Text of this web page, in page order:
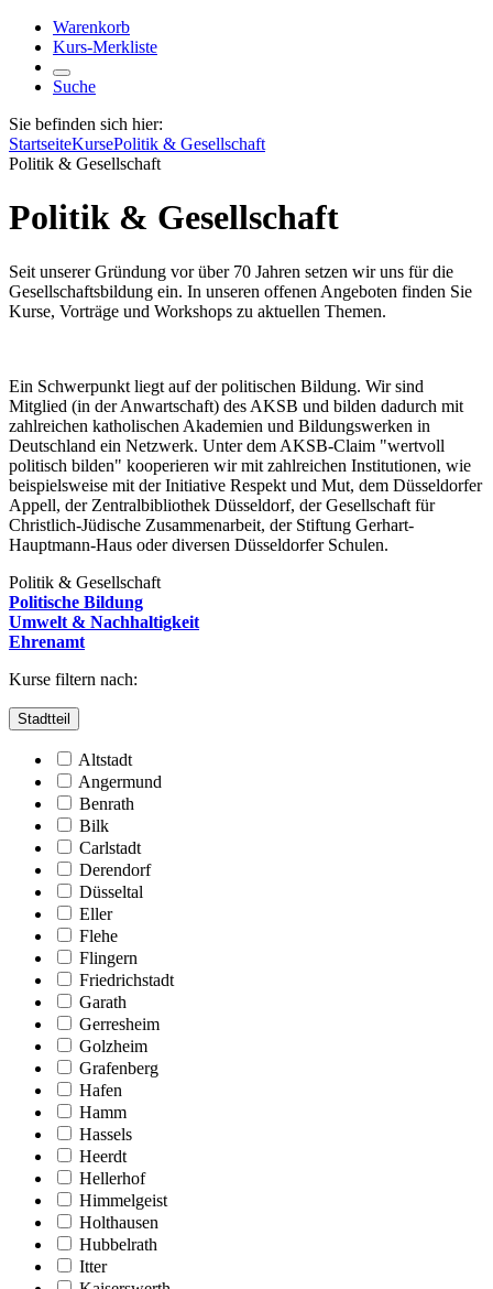
Warenkorb
Kurs-Merkliste
Suche
Sie befinden sich hier:
StartseiteKursePolitik & Gesellschaft
Politik & Gesellschaft
Politik & Gesellschaft
Seit unserer Gründung vor über 70 Jahren setzen wir uns für die
Gesellschaftsbildung ein. In unseren offenen Angeboten finden Sie
Kurse, Vorträge und Workshops zu aktuellen Themen.
Ein Schwerpunkt liegt auf der politischen Bildung. Wir sind
Mitglied (in der Anwartschaft) des AKSB und bilden dadurch mit
zahlreichen katholischen Akademien und Bildungswerken in
Deutschland ein Netzwerk. Unter dem AKSB-Claim "wertvoll
politisch bilden" kooperieren wir mit zahlreichen Institutionen, wie
beispielsweise mit der Initiative Respekt und Mut, dem Düsseldorfer
Appell, der Zentralbibliothek Düsseldorf, der Gesellschaft für
Christlich-Jüdische Zusammenarbeit, der Stiftung Gerhart-
Hauptmann-Haus oder diversen Düsseldorfer Schulen.
Politik & Gesellschaft
Politische Bildung
Umwelt & Nachhaltigkeit
Ehrenamt
Kurse filtern nach:
Stadtteil
Altstadt
Angermund
Benrath
Bilk
Carlstadt
Derendorf
Düsseltal
Eller
Flehe
Flingern
Friedrichstadt
Garath
Gerresheim
Golzheim
Grafenberg
Hafen
Hamm
Hassels
Heerdt
Hellerhof
Himmelgeist
Holthausen
Hubbelrath
Itter